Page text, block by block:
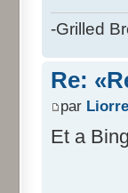
-Grilled
Re:
par Liorre
Et a